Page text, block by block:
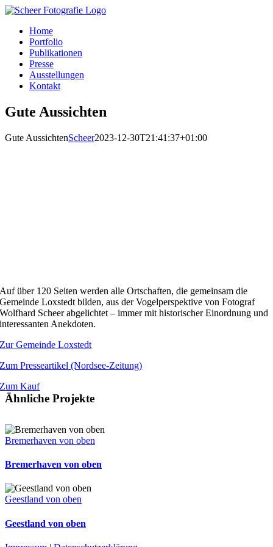
Zum
springenHome
Portfolio
Publikationen
Presse
Ausstellungen
Kontakt
Gute Aussichten
Gute AussichtenScheer2023-12-30T21:41:37+01:00
Auf über 120 Seiten werden alle Ortschaften, die gemeinsam die
Gemeinde Loxstedt bilden, aus der Vogelperspektive von Fotograf
Wolfhard Scheer abgelichtet – immer mit historischer Einordnung und
interessanten Anekdoten.
Zur Gemeinde Loxstedt
Zum Presseartikel (Nordsee-Zeitung)
Zum Kauf
Ähnliche Projekte
Bremerhaven von oben
Bremerhaven von oben
Geestland von oben
Geestland von oben